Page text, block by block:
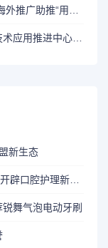
斯坦德工业具身机器人携手国际先进技术应用推进中心（深圳）， 共筑具身智能产业创新生态
新生态
舞气泡电动牙刷